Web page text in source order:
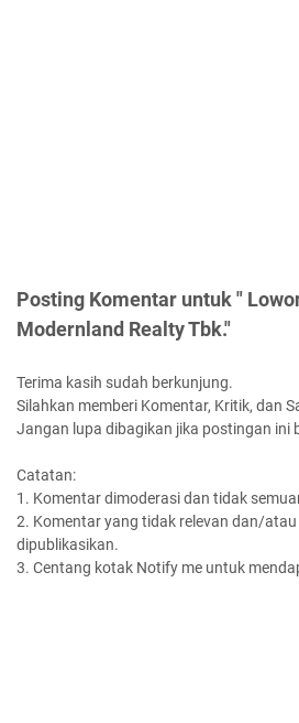
Posting Komentar untuk "
Modernland Realty Tbk."
Terima kasih sudah berkunjung.
Silahkan memberi Komentar, Kritik, dan
Jangan lupa dibagikan jika postingan ini
Catatan:
1. Komentar dimoderasi dan tidak
2. Komentar yang tidak relevan dan/
dipublikasikan.
3. Centang kotak Notify me untuk